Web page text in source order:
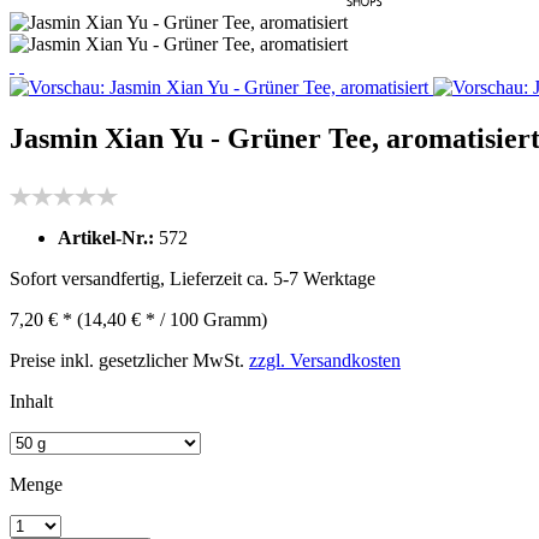
Jasmin Xian Yu - Grüner Tee, aromatisiert
Artikel-Nr.: 572
Sofort versandfertig, Lieferzeit ca. 5-7 Werktage
7,20 € * (14,40 € * / 100 Gramm)
Preise inkl. gesetzlicher MwSt. zzgl. Versandkosten
Inhalt
Menge